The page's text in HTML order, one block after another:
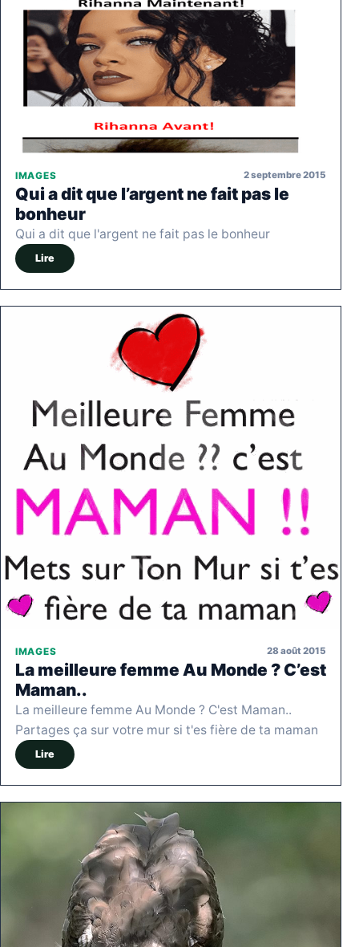
IMAGES 2 septembre 2015
Qui a dit que l’argent ne fait pas le
bonheur
Qui a dit que l'argent ne fait pas le bonheur
Lire
IMAGES 28 août 2015
La meilleure femme Au Monde ? C’est
Maman..
La meilleure femme Au Monde ? C'est Maman..
Partages ça sur votre mur si t'es fière de ta maman
Lire